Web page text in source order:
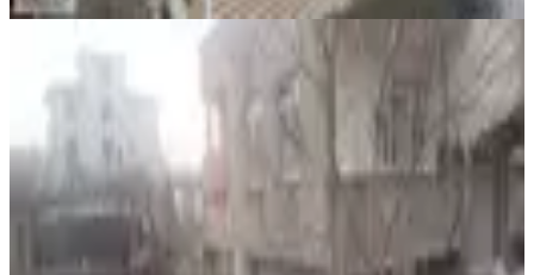
Mehmet Akifde Satılık Müstakil Ev
Dulkadiroğlu, Yeni Şehir Mahallesi
26.02.2026
5.500.000 ₺